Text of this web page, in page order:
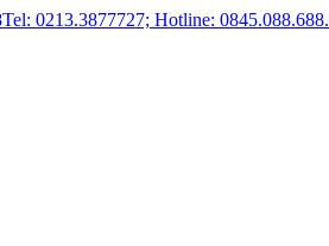
Tel: 0213.3877727; Hotline: 0845.088.688.